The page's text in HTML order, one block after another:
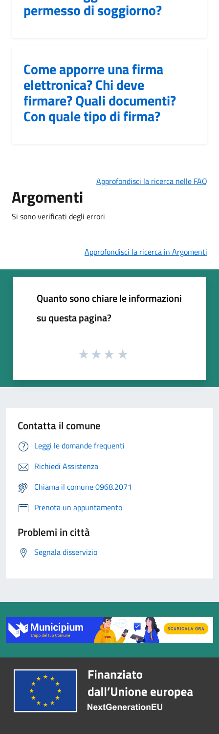
permesso di soggiorno?
Come apporre una firma
elettronica? Chi deve
firmare? Quali documenti?
Con quale tipo di firma?
Approfondisci la ricerca nelle FAQ
Argomenti
Si sono verificati degli errori
Approfondisci la ricerca in Argomenti
Quanto sono chiare le informazioni
su questa pagina?
Contatta il comune
Leggi le domande frequenti
Richiedi Assistenza
Chiama il comune 0968.2071
Prenota un appuntamento
Problemi in città
Segnala disservizio